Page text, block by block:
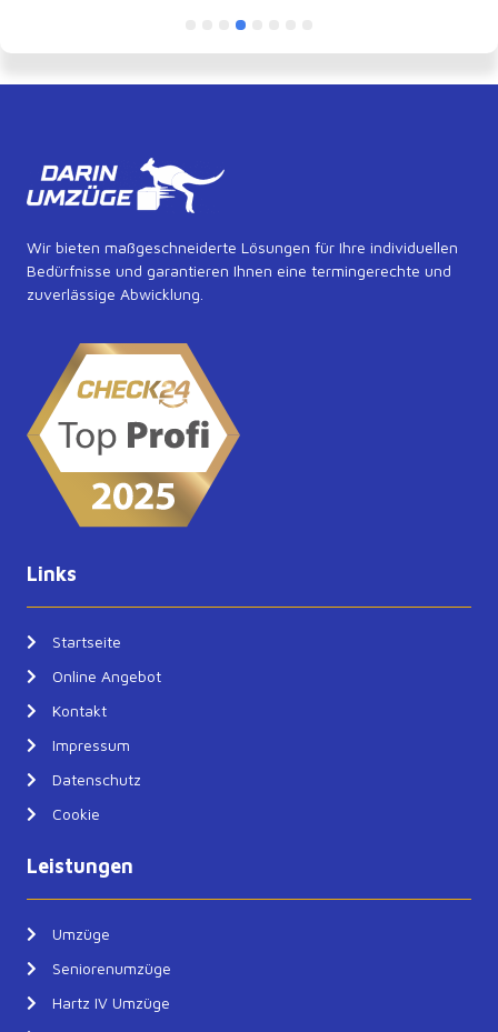
Wir bieten maßgeschneiderte Lösungen für Ihre individuellen
Bedürfnisse und garantieren Ihnen eine termingerechte und
zuverlässige Abwicklung.
Links
Startseite
Online Angebot
Kontakt
Impressum
Datenschutz
Cookie
Leistungen
Umzüge
Seniorenumzüge
Hartz IV Umzüge